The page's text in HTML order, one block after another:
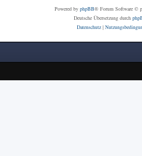
Powered by phpBB® Forum Software ©
Deutsche Übersetzung durch
Datenschutz|